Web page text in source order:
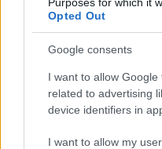
Opted Out
Google consents
I want to allow
related to advertising
device identifiers in
I want to allow my
Škorica nielen potláča
telu lepšie spracovávať
stabilnú hladinu cukru
chudnutie.
Pridanie škorice do
spôsobom, ako pomôcť
ovsených vločkách
mnoho spôsobov, ako